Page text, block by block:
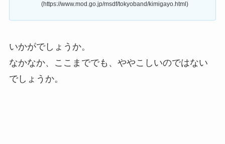
(https://www.mod.go.jp/msdf/tokyoband/kimigayo.html)
いかがでしょうか。
なかなか、ここまででも、ややこしいのではない
でしょうか。